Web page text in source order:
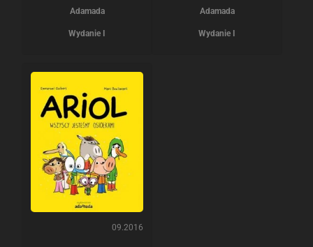
Adamada
Wydanie I
Adamada
Wydanie I
09.2016